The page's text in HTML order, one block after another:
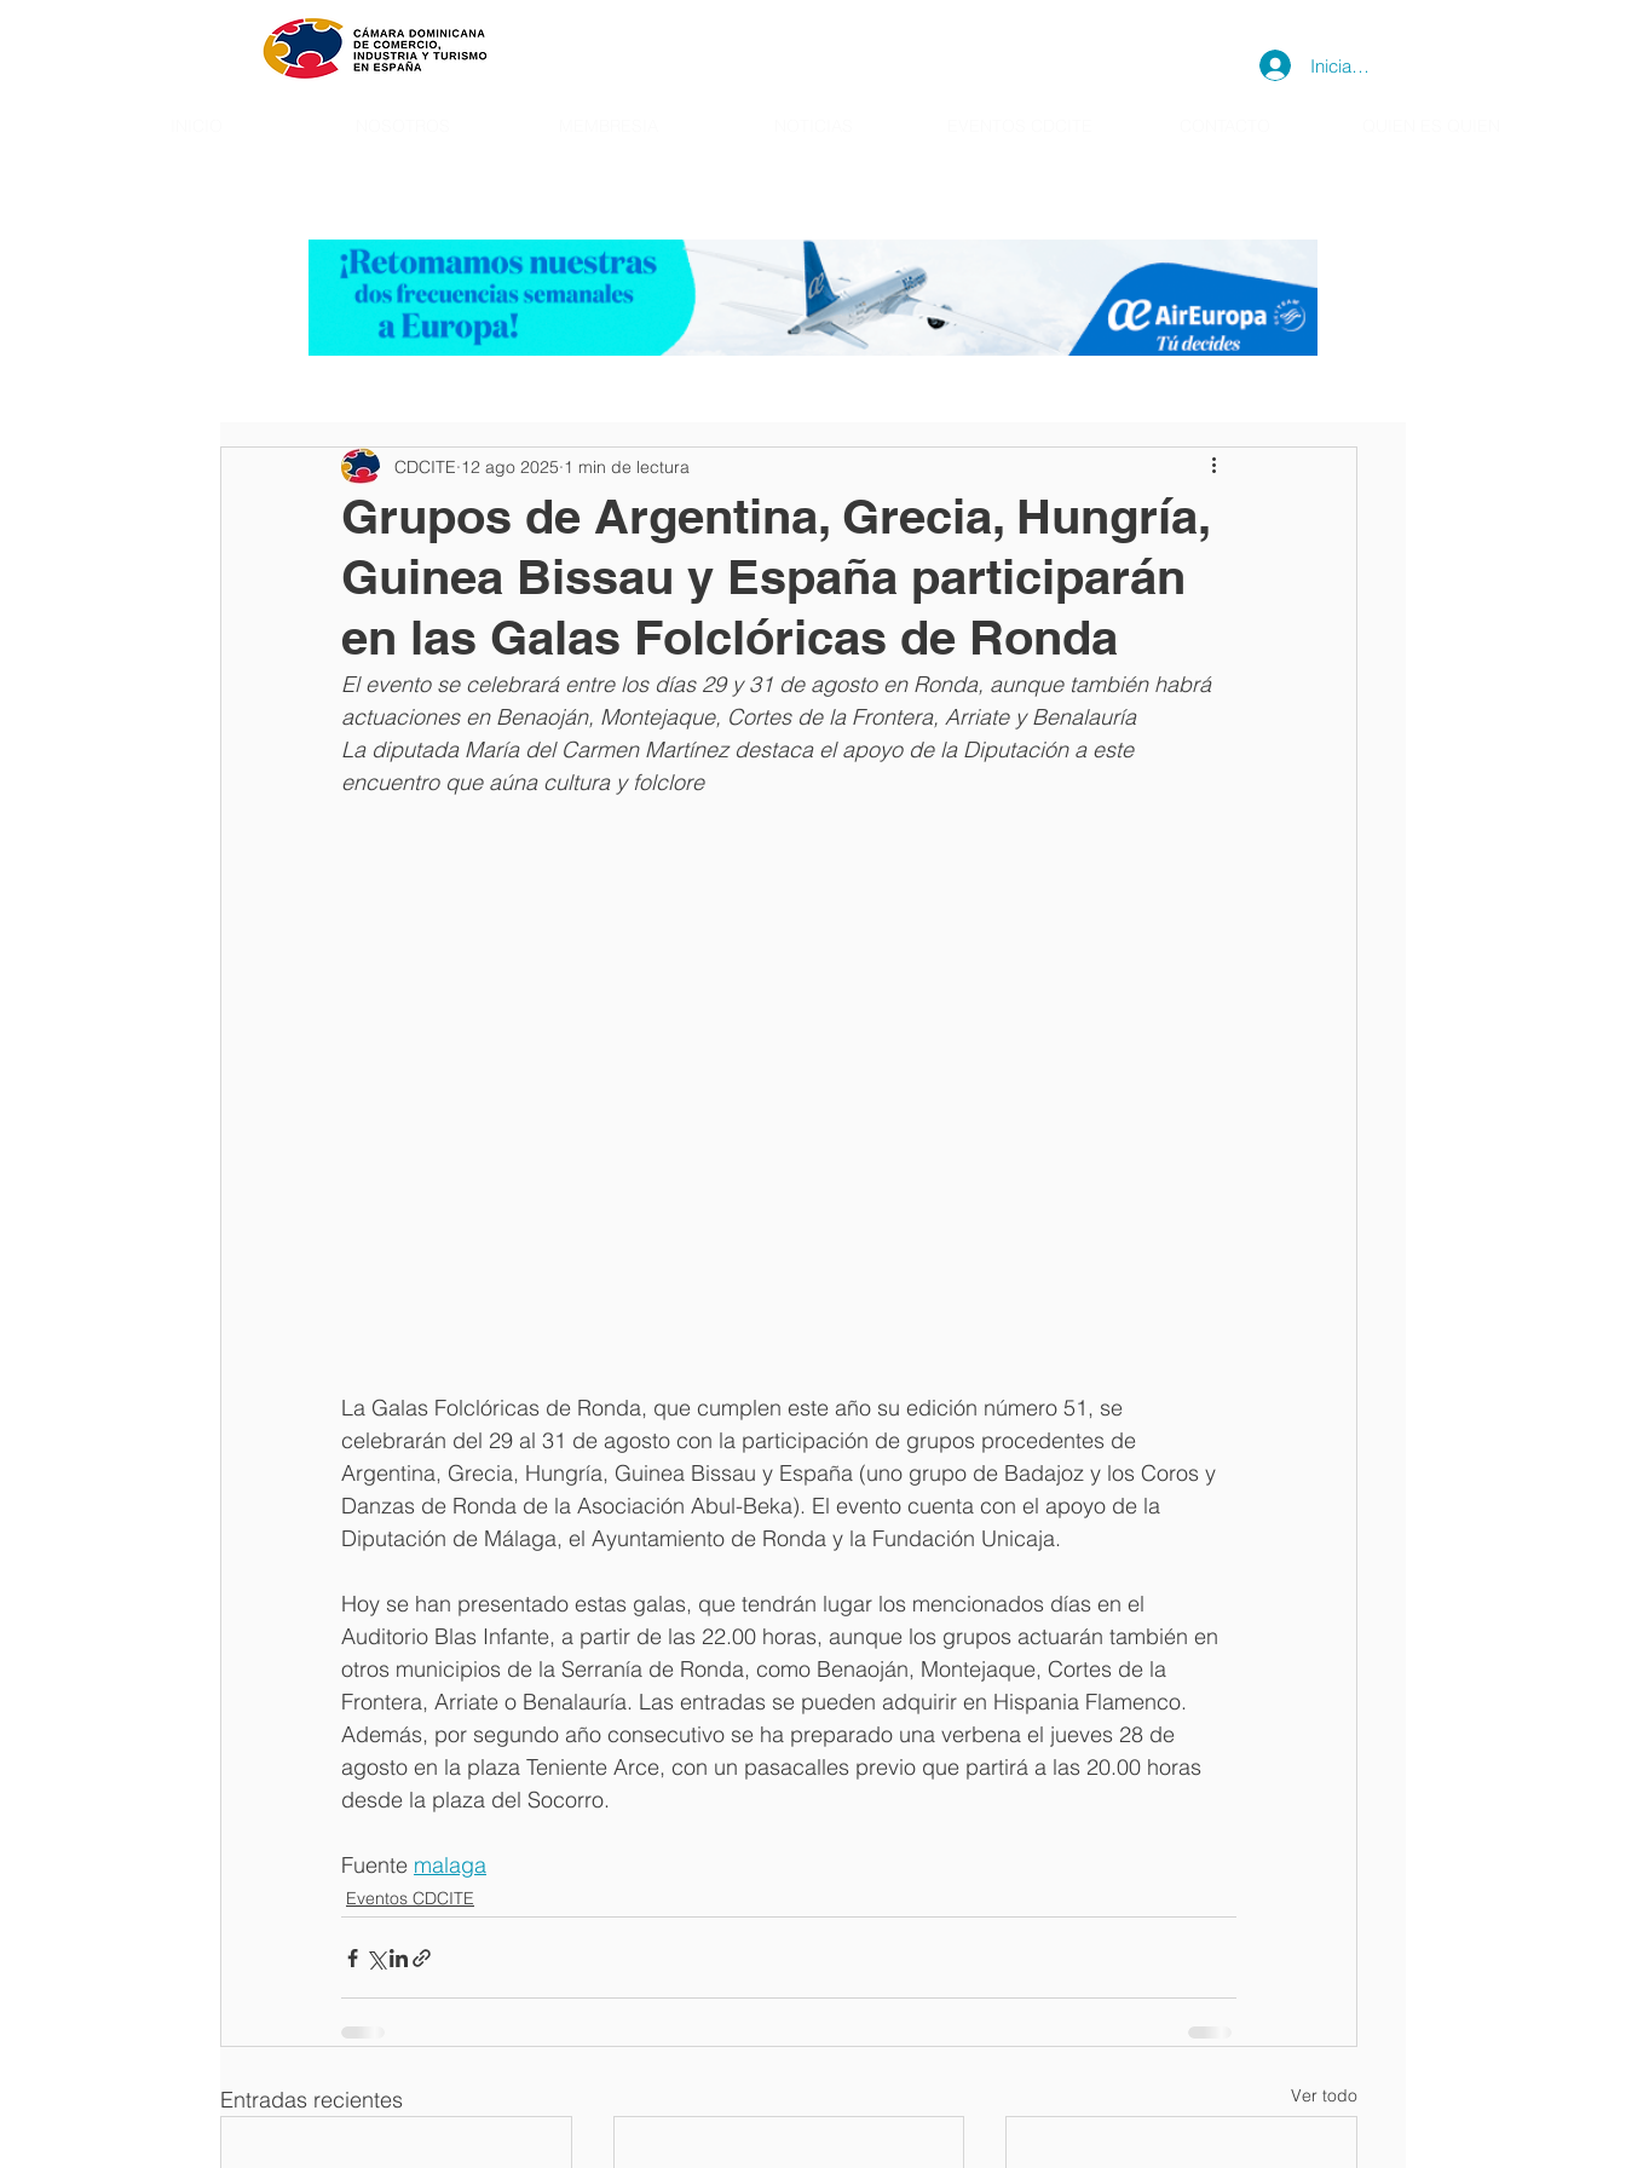
Iniciar sesión
Grupos de Argentina, Grecia, Hungría,
Guinea Bissau y España participarán
en las Galas Folclóricas de Ronda
CDCITE 12 ago 2025 1 min de lectura
El evento se celebrará entre los días 29 y 31 de agosto en Ronda, aunque también habrá
actuaciones en Benaoján, Montejaque, Cortes de la Frontera, Arriate y Benalauría
La diputada María del Carmen Martínez destaca el apoyo de la Diputación a este
encuentro que aúna cultura y folclore
La Galas Folclóricas de Ronda, que cumplen este año su edición número 51, se
celebrarán del 29 al 31 de agosto con la participación de grupos procedentes de
Argentina, Grecia, Hungría, Guinea Bissau y España (uno grupo de Badajoz y los Coros y
Danzas de Ronda de la Asociación Abul-Beka). El evento cuenta con el apoyo de la
Diputación de Málaga, el Ayuntamiento de Ronda y la Fundación Unicaja.
Hoy se han presentado estas galas, que tendrán lugar los mencionados días en el
Auditorio Blas Infante, a partir de las 22.00 horas, aunque los grupos actuarán también en
otros municipios de la Serranía de Ronda, como Benaoján, Montejaque, Cortes de la
Frontera, Arriate o Benalauría. Las entradas se pueden adquirir en Hispania Flamenco.
Además, por segundo año consecutivo se ha preparado una verbena el jueves 28 de
agosto en la plaza Teniente Arce, con un pasacalles previo que partirá a las 20.00 horas
desde la plaza del Socorro.
Fuente malaga
Eventos CDCITE
Entradas recientes Ver todo